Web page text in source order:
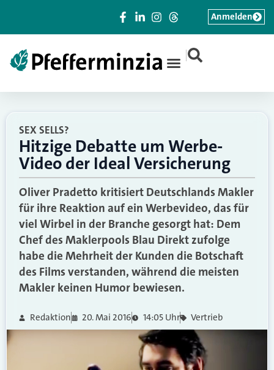
|
Anmelden
SEX SELLS?
Hitzige Debatte um Werbe-
Video der Ideal Versicherung
Oliver Pradetto kritisiert Deutschlands Makler
für ihre Reaktion auf ein Werbevideo, das für
viel Wirbel in der Branche gesorgt hat: Dem
Chef des Maklerpools Blau Direkt zufolge
habe die Mehrheit der Kunden die Botschaft
des Films verstanden, während die meisten
Makler keinen Humor bewiesen.
Redaktion 20. Mai 2016 14:05 Uhr Vertrieb